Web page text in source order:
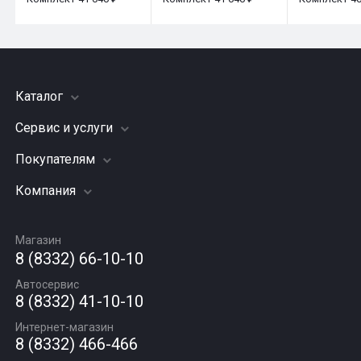
Каталог
Шины
Грузовые шины
Диски
Автомасла
Сервис и услуги
Заправка кондиционера
Подвеска (ходовая часть)
Шиномонтаж
Покупателям
Акции
Гарантии и возврат
Компания
Вакансии
Новости
Статьи
Контакты
Магазин
8 (8332) 66-10-10
Автосервис
8 (8332) 41-10-10
Интернет-магазин
8 (8332) 466-466